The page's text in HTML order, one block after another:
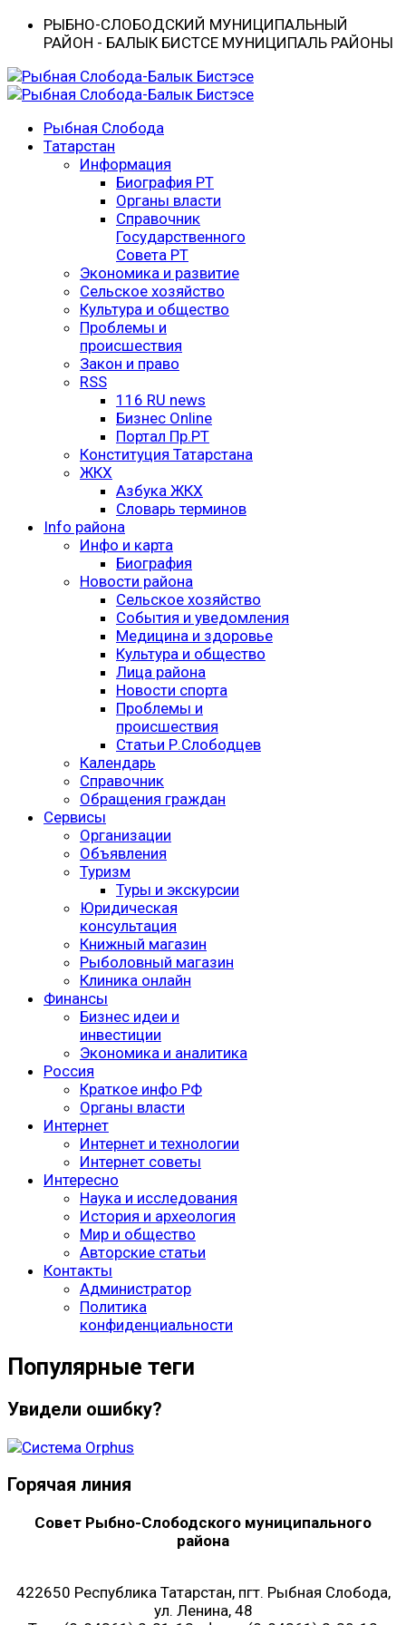
РЫБНО-CЛОБОДСКИЙ МУНИЦИПАЛЬНЫЙ
РАЙОН - БАЛЫК БИСТӘСЕ МУНИЦИПАЛЬ РАЙОНЫ
Рыбная Слобода
Татарстан
Информация
Биография РТ
Органы власти
Справочник
Государственного
Совета РТ
Экономика и развитие
Сельское хозяйство
Культура и общество
Проблемы и
происшествия
Закон и право
RSS
116 RU news
Бизнес Online
Портал Пр.РТ
Конституция Татарстана
ЖКХ
Азбука ЖКХ
Словарь терминов
Info района
Инфо и карта
Биография
Новости района
Сельское хозяйство
События и уведомления
Медицина и здоровье
Культура и общество
Лица района
Новости спорта
Проблемы и
происшествия
Статьи Р.Слободцев
Календарь
Справочник
Обращения граждан
Сервисы
Организации
Объявления
Туризм
Туры и экскурсии
Юридическая
консультация
Книжный магазин
Рыболовный магазин
Клиника онлайн
Финансы
Бизнес идеи и
инвестиции
Экономика и аналитика
Россия
Краткое инфо РФ
Органы власти
Интернет
Интернет и технологии
Интернет советы
Интересно
Наука и исследования
История и археология
Мир и общество
Авторские статьи
Контакты
Администратор
Политика
конфиденциальности
Популярные теги
Увидели ошибку?
Горячая линия
Совет Рыбно-Слободского муниципального
района
422650 Республика Татарстан, пгт. Рыбная Слобода,
ул. Ленина, 48